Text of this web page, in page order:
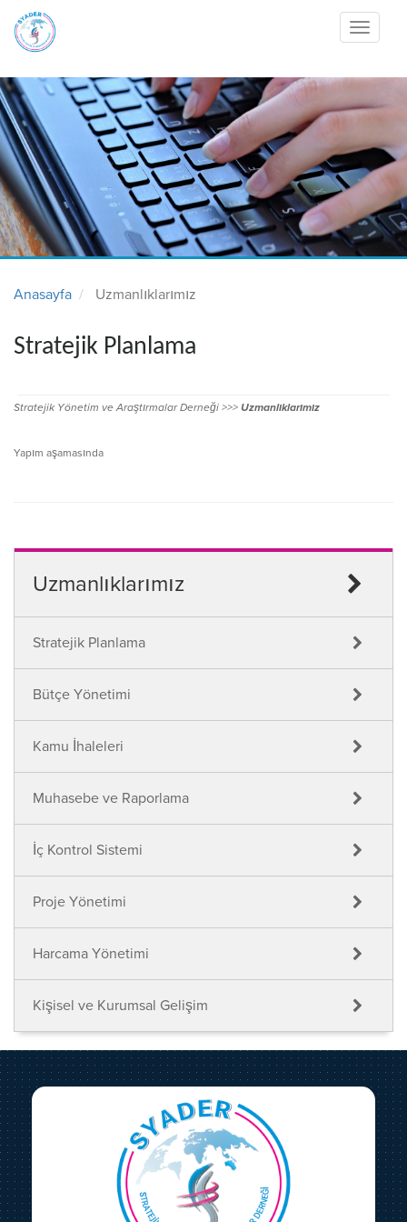
Toggle
Anasayfa Uzmanlıklarımız
Stratejik Planlama
Stratejik Yönetim ve Araştırmalar Derneği >>> Uzmanlıklarımız
Yapım aşamasında
Uzmanlıklarımız
Stratejik Planlama
Bütçe Yönetimi
Kamu İhaleleri
Muhasebe ve Raporlama
İç Kontrol Sistemi
Proje Yönetimi
Harcama Yönetimi
Kişisel ve Kurumsal Gelişim